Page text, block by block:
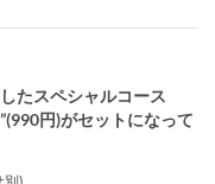
たスペシャルコース
円)がセットになって